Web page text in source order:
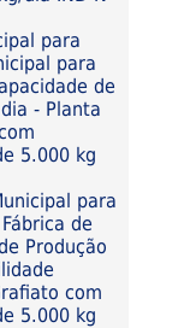
para
para
de
- Planta
5.000 kg
para
de
Produção
com
5.000 kg